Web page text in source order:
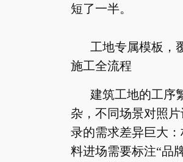
短了一半。
工地专属模板，
施工全流程
建筑工地的工序
杂，不同场景对照片
录的需求差异巨大：
料进场需要标注“品牌